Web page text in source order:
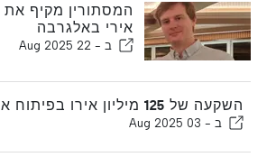
המסתורין מקיף את
אירי באלגרבה
ב - 22 Aug 2025
השקעה של 125 מיליון אירו בפיתוח אלגרבה
ב - 03 Aug 2025